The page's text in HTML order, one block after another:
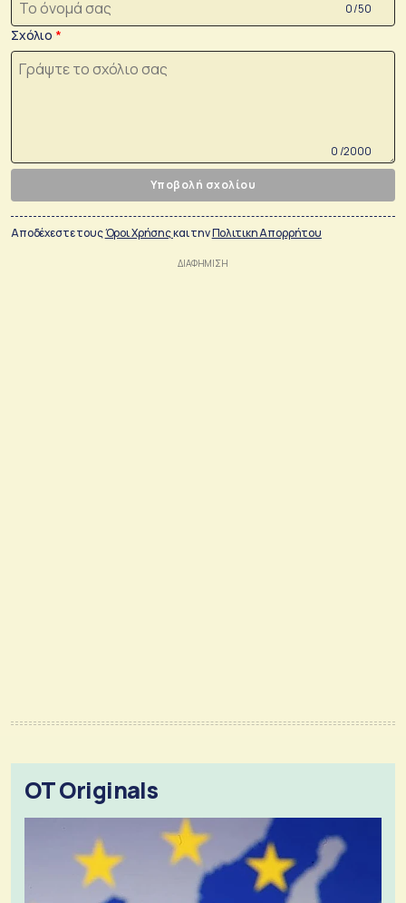
0 /50
Σχόλιο
0 /2000
Υποβολή σχολίου
Αποδέχεστε τουςΌροι Χρήσηςκαι τηνΠολιτικη Απορρήτου
OT Originals